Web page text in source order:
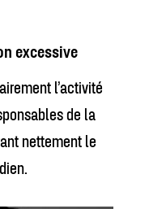
excessive
l’activité
de la
nettement le